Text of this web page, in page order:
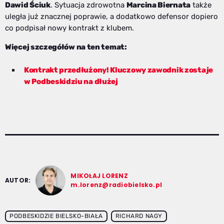
Dawid Ściuk. Sytuacja zdrowotna Marcina Biernatatakże
uległa już znacznej poprawie, a dodatkowo defensor dopiero
co podpisał nowy kontrakt z klubem.
Więcej szczegółów na ten temat:
Kontrakt przedłużony! Kluczowy zawodnik zostaje
w Podbeskidziu na dłużej
AUTOR:
MIKOŁAJ LORENZ
m.lorenz@radiobielsko.pl
PODBESKIDZIE BIELSKO-BIAŁA RICHARD NAGY